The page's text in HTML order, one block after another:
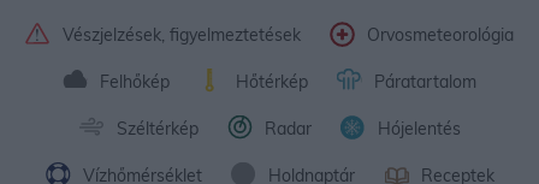
Vészjelzések, figyelmeztetések Orvosmeteorológia
Felhőkép Hőtérkép Páratartalom
Széltérkép Radar Hójelentés
Vízhőmérséklet Holdnaptár Receptek